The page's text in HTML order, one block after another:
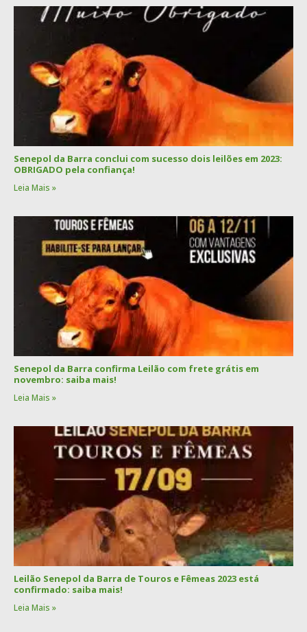
Senepol da Barra conclui com sucesso dois leilões em 2023:
OBRIGADO pela confiança!
Leia Mais »
Senepol da Barra confirma Leilão com frete grátis em
novembro: saiba mais!
Leia Mais »
Leilão Senepol da Barra de Touros e Fêmeas 2023 está
confirmado: saiba mais!
Leia Mais »